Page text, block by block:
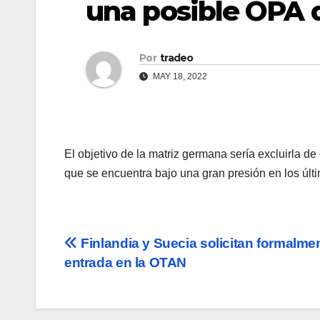
una posible OPA
Por tradeo
MAY 18, 2022
El objetivo de la matriz germana sería excluirla
que se encuentra bajo una gran presión en los
Navegación
entradas
Finlandia y Suecia solicitan
entrada en la OTAN